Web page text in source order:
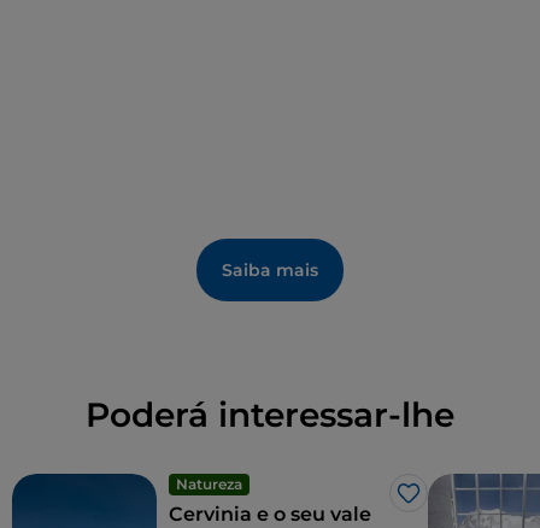
Saiba mais
Poderá interessar-lhe
Natureza
Gosto
Cervinia e o seu vale